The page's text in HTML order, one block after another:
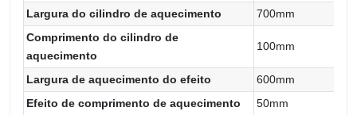
Largura do cilindro de aquecimento
700mm
Comprimento do cilindro de
aquecimento
100mm
Largura de aquecimento do efeito
600mm
Efeito de comprimento de aquecimento
50mm